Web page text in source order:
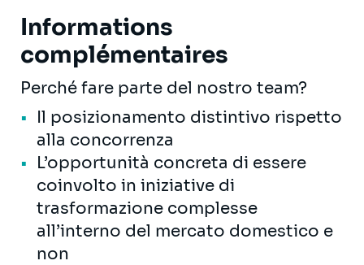
Informations
complémentaires
Perché fare parte del nostro team?
Il posizionamento distintivo rispetto
alla concorrenza
L’opportunità concreta di essere
coinvolto in iniziative di
trasformazione complesse
all’interno del mercato domestico e
non